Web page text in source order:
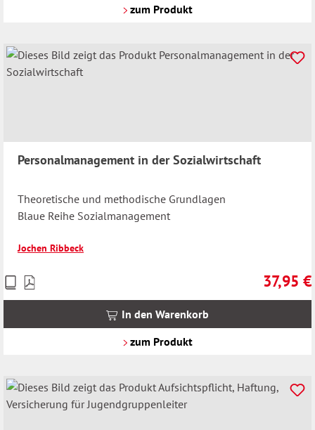
zum Produkt
Personalmanagement in der Sozialwirtschaft
Theoretische und methodische Grundlagen
Blaue Reihe Sozialmanagement
Jochen Ribbeck
37,95 €
Preise
inkl.
In den Warenkorb
zum Produkt